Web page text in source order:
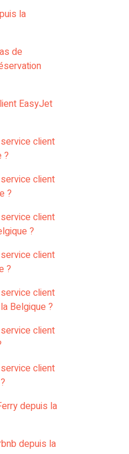
la
de
EasyJet
client
?
client
?
client
?
client
?
client
Belgique ?
client
client
depuis la
depuis la